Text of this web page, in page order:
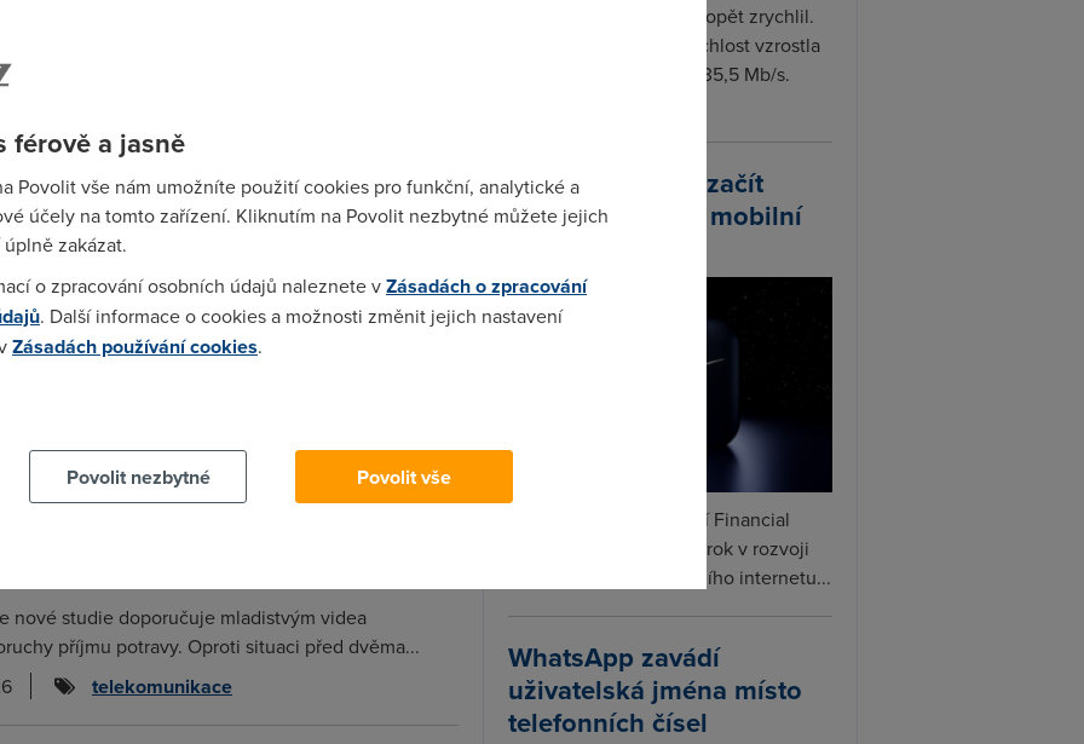
dostal od Evropské komise pokutu
eur
(13,3 miliardy korun) za porušení...
telekomunikace
a Instagram postihl druhý výpadek
dnů
nové studie doporučuje mladistvým videa
příjmu potravy. Oproti situaci před dvěma...
telekomunikace
Wi-Fi internet v červnu opět zrychlil.
Průměrná naměřená rychlost vzrostla
meziměsíčně o 4 % na 35,5 Mb/s.
Starlink plánuje začít
prodávat vlastní mobilní
SpaceX podle informací Financial
Times připravuje další krok v rozvoji
Starlinku. Vedle satelitního internetu...
WhatsApp zavádí
uživatelská jména místo
telefonních čísel
férově a jasně
Povolit vše nám umožníte použití cookies pro funkční, analytické a
účely na tomto zařízení. Kliknutím na Povolit nezbytné můžete jejich
zakázat.
o zpracování osobních údajů naleznete vZásadách o zpracování
. Další informace o cookies a možnosti změnit jejich nastavení
Zásadách používání cookies.
Povolit nezbytné
Povolit vše